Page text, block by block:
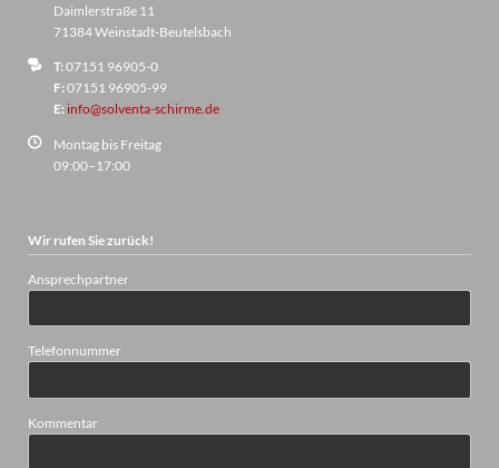
Daimlerstraße 11
71384 Weinstadt-Beutelsbach
T:07151 96905-0
F:07151 96905-99
E: info@solventa-schirme.de
Montag bis Freitag
09:00–17:00
Wir rufen Sie zurück!
Ansprechpartner
Telefonnummer
Kommentar